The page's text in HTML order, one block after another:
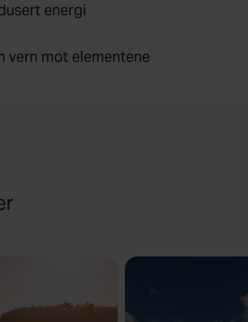
energi
vern mot elementene